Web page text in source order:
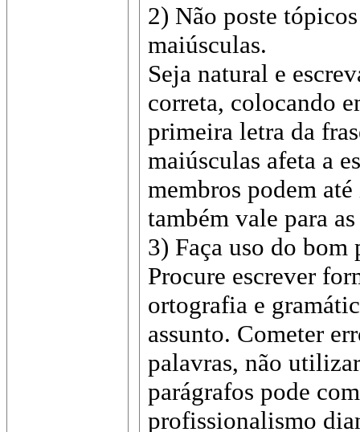
2) Não poste
maiúsculas.
Seja natural e
correta, colocando
primeira letra da
maiúsculas afeta a
membros podem
também vale para
3) Faça uso do bom
Procure escrever
ortografia e
assunto. Cometer
palavras, não
parágrafos pode
profissionalismo